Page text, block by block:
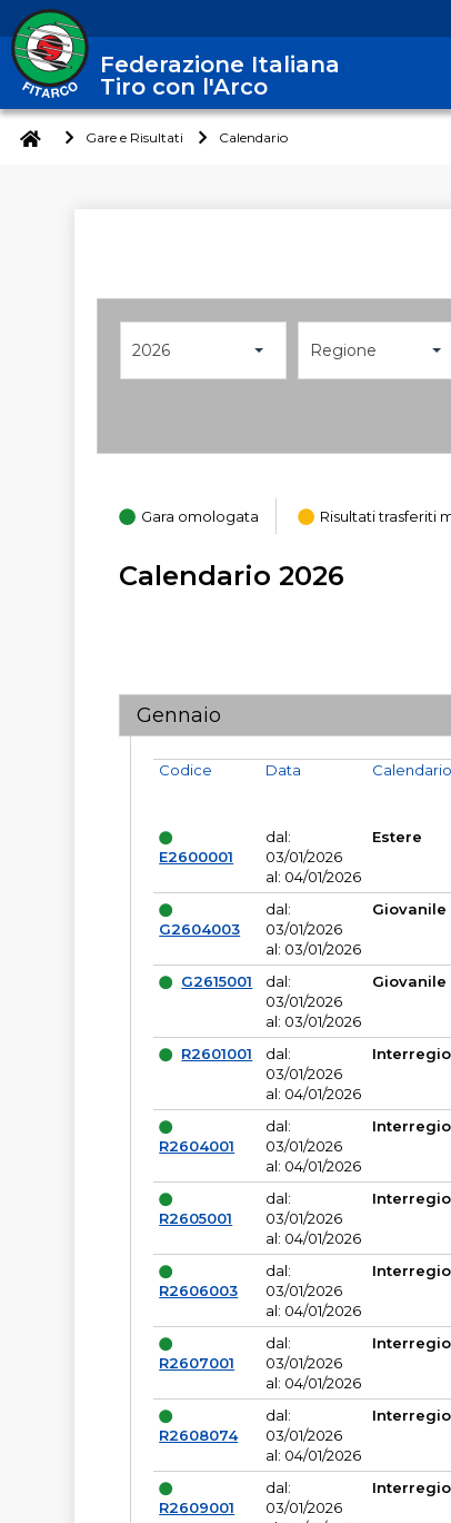
Federazione Italiana
Tiro con l'Arco
Gare e Risultati Calendario
2026 Regione
Gara omologata Risultati trasferiti
Calendario 2026
Gennaio
Codice
E2600001
Data
dal:
03/01/2026
al: 04/01/2026
Calendario
Estere
G2604003
dal:
03/01/2026
al: 03/01/2026
Giovanile
G2615001
dal:
03/01/2026
al: 03/01/2026
Giovanile
R2601001
dal:
03/01/2026
al: 04/01/2026
R2604001
dal:
03/01/2026
al: 04/01/2026
R2605001
dal:
03/01/2026
al: 04/01/2026
R2606003
dal:
03/01/2026
al: 04/01/2026
R2607001
dal:
03/01/2026
al: 04/01/2026
R2608074
dal:
03/01/2026
al: 04/01/2026
R2609001
dal:
03/01/2026